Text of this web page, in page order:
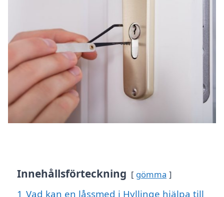
Innehållsförteckning gömma
1 Vad kan en låssmed i Hyllinge hjälpa till